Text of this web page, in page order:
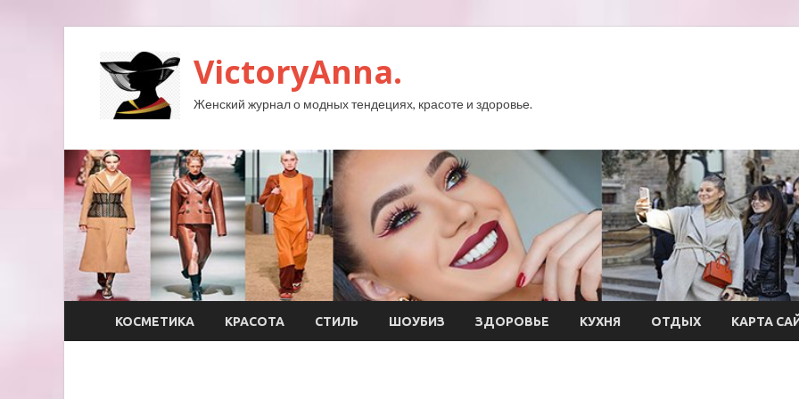
VictoryAnna.
Женский журнал о модных тендециях, красоте и здоровье.
КОСМЕТИКА КРАСОТА СТИЛЬ ШОУБИЗ ЗДОРОВЬЕ КУХНЯ ОТДЫХ КАРТА